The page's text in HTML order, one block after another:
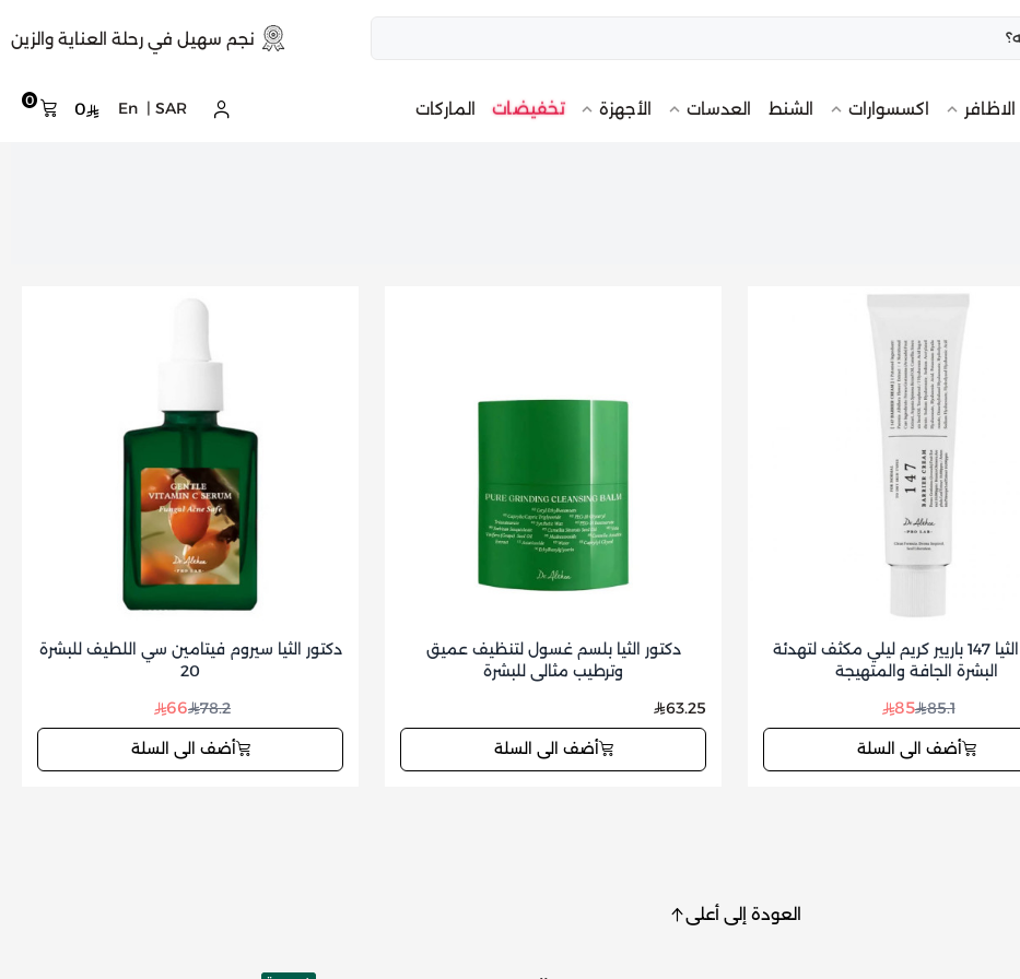
نجم سهيل في رحلة العناية والزين
الاظافر اكسسوارات الشنط العدسات الأجهزة تخفيضات الماركات 0 0 En SAR
دكتور الثيا 147 باريير كريم ليلي مكثف لتهدئة
البشرة الجافة والمتهيجة
85.1
85
أضف الى السلة
دكتور الثيا بلسم غسول لتنظيف عميق
وترطيب مثالي للبشرة
63.25
أضف الى السلة
دكتور الثيا سيروم فيتامين سي اللطيف للبشرة
20
78.2
66
أضف الى السلة
العودة إلى أعلى